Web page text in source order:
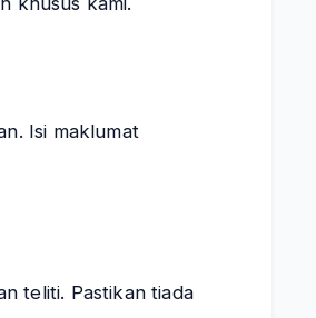
Isi maklumat
teliti. Pastikan tiada